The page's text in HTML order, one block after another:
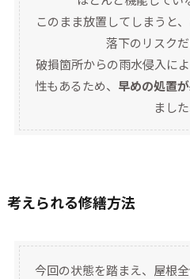
このまま放置してしまうと
落下のリスクだ
破損箇所からの雨水侵入に
性もあるため、 早めの処置
ました
考えられる修繕方法
今回の状態を踏まえ、屋根